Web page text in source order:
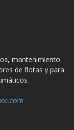
mantenimiento
de flotas y para